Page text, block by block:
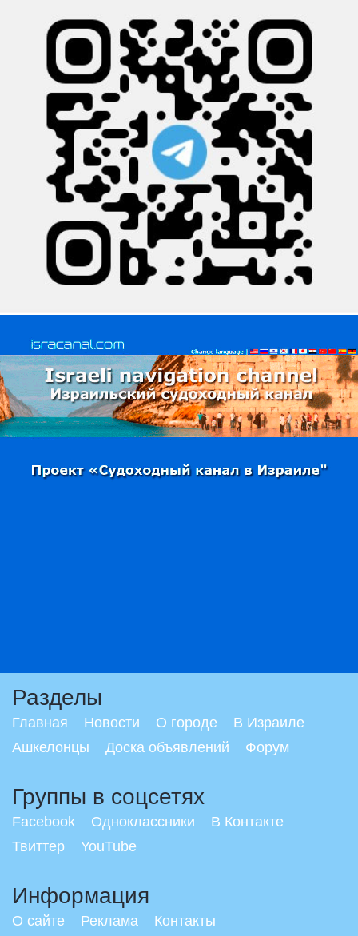
Разделы
Главная Новости О городе
В Израиле
Ашкелонцы
Доска объявлений Форум
Группы в соцсетях
Facebook Одноклассники
В Контакте
Твиттер
YouTube
Информация
О сайте Реклама Контакты